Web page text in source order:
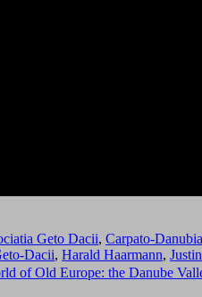
Geto Dacii, Carpato-
Dacii, Harald Haarmann,
of Old Europe: the Danube